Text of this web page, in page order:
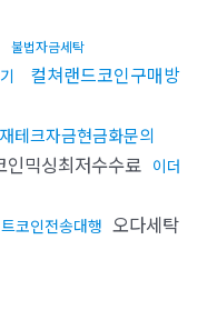
불법자금세탁
컬쳐랜드코인구매방
재테크자금현금화문의
인믹싱최저수수료 이더
코인전송대행 오다세탁